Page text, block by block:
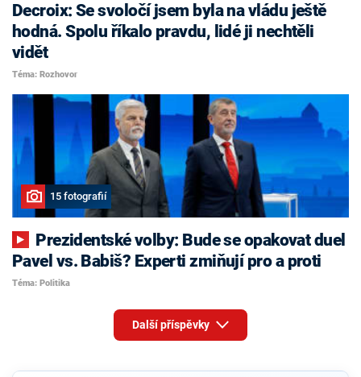
Decroix: Se svoločí jsem byla na vládu ještě
hodná. Spolu říkalo pravdu, lidé ji nechtěli
vidět
Téma: Rozhovor
15 fotografií
Pavel vs. Babiš? Experti zmiňují pro a proti
Téma: Politika
Další příspěvky